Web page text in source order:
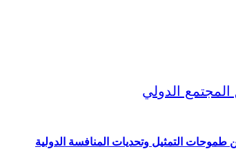
طموحات التمثيل وتحديات المنافسة الدولية